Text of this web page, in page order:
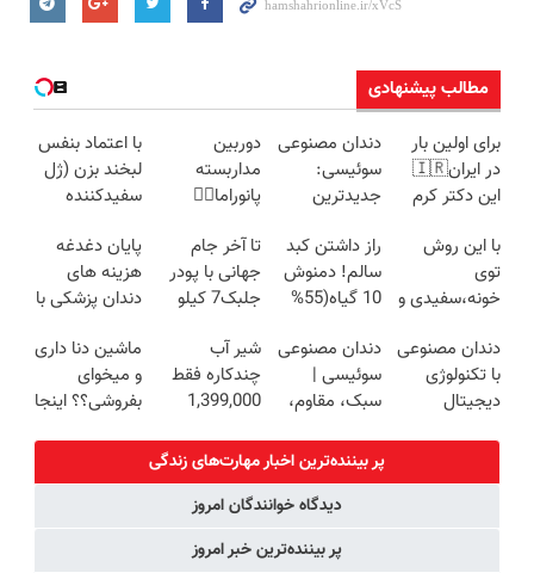
مطالب پیشنهادی
برای اولین بار
در ایران🇮🇷
این دکتر کرم
روزه ساخت!
دندان مصنوعی
سوئیسی:
جدیدترین
سبک و مقاوم |
پرداخت قسطی
دوربین
مداربسته
پانوراما👈🏻
360°و سازگار با
اندروید و ios
با اعتماد بنفس
لبخند بزن (ژل
سفیدکننده
با این روش
توی
خونه،سفیدی و
برگردون
(40%off)
راز داشتن کبد
سالم! دمنوش
10 گیاه(55%
تا آخر جام
جهانی با پودر
جلبک7 کیلو
پایان دغدغه
هزینه های
دندان پزشکی با
کننده خانگی
دندان مصنوعی
با تکنولوژی
دیجیتال
دندان مصنوعی
سوئیسی |
سبک، مقاوم،
رایگان+پرداخت
اقساطی😍
شیر آب
چندکاره فقط
1,399,000
ماشین دنا داری
و میخوای
بفروشی؟؟ اینجا
پر بیننده‌ترین اخبار مهارت‌های زندگی
دیدگاه خوانندگان امروز
پر بیننده‌ترین خبر امروز